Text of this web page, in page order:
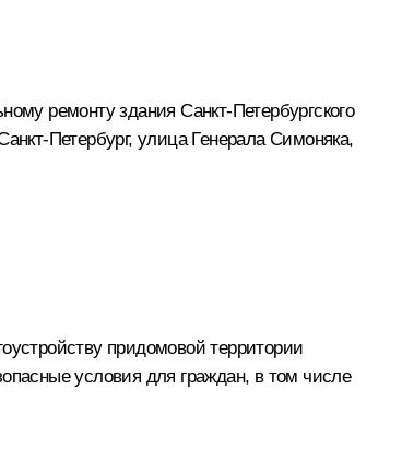
ремонту здания Санкт-Петербургского
Петербург, улица Генерала Симоняка,
придомовой территории
условия для граждан, в том числе